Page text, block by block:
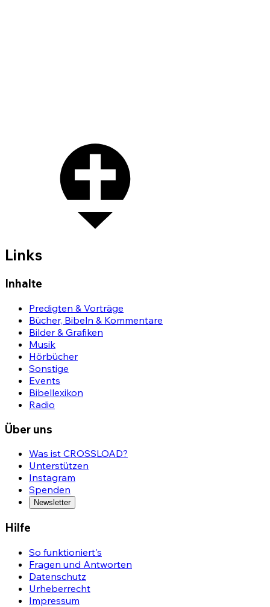
Links
Inhalte
Predigten & Vorträge
Bücher, Bibeln & Kommentare
Bilder & Grafiken
Musik
Hörbücher
Sonstige
Events
Bibellexikon
Radio
Über uns
Was ist CROSSLOAD?
Unterstützen
Instagram
Spenden
Newsletter
Hilfe
So funktioniert's
Fragen und Antworten
Datenschutz
Urheberrecht
Impressum